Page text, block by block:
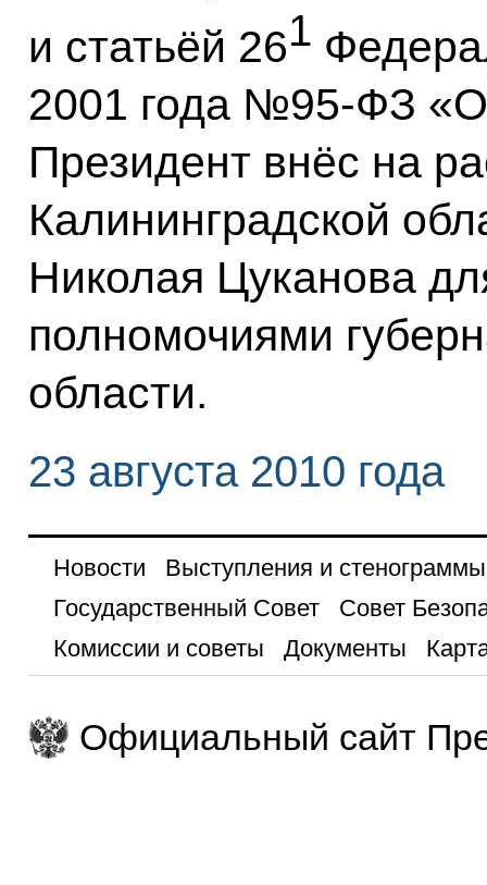
и статьёй 261
2001 года №95-ФЗ «О
Президент внёс на
Калининградской
Николая Цуканова
полномочиями
области.
23 августа 2010 года
Новости
Выступления и стенограммы
Государственный Совет
Совет
Комиссии и советы
Документы
Официальный сайт